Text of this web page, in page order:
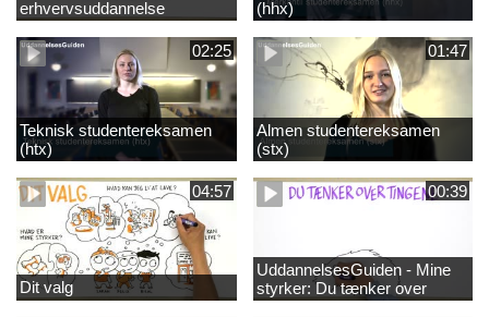
erhvervsuddannelse
(hhx)
02:25
Teknisk studentereksamen
(htx)
01:47
Almen studentereksamen
(stx)
04:57
Dit valg
00:39
UddannelsesGuiden - Mine
styrker: Du tænker over
tingene